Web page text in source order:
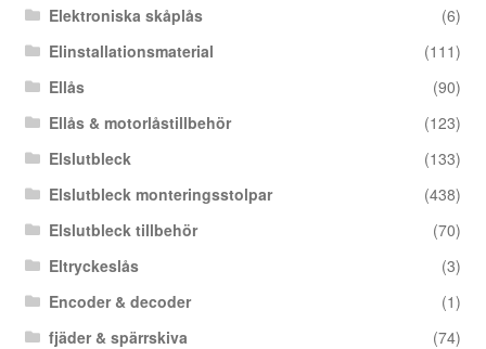
Elektroniska skåplås
(6)
Elinstallationsmaterial
(111)
Ellås
(90)
Ellås & motorlåstillbehör
(123)
Elslutbleck
(133)
Elslutbleck monteringsstolpar
(438)
Elslutbleck tillbehör
(70)
Eltryckeslås
(3)
Encoder & decoder
(1)
fjäder & spärrskiva
(74)